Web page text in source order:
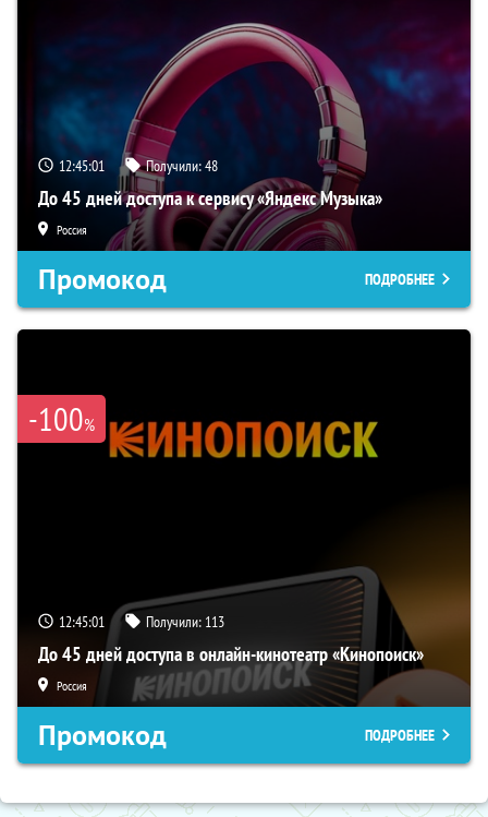
12:45:00 Получили:48
До 45 дней доступа к сервису «Яндекс Музыка»
Россия
Промокод ПОДРОБНЕЕ
-100%
12:45:00 Получили: 113
До 45 дней доступа в онлайн-кинотеатр «Кинопоиск»
Россия
Промокод ПОДРОБНЕЕ